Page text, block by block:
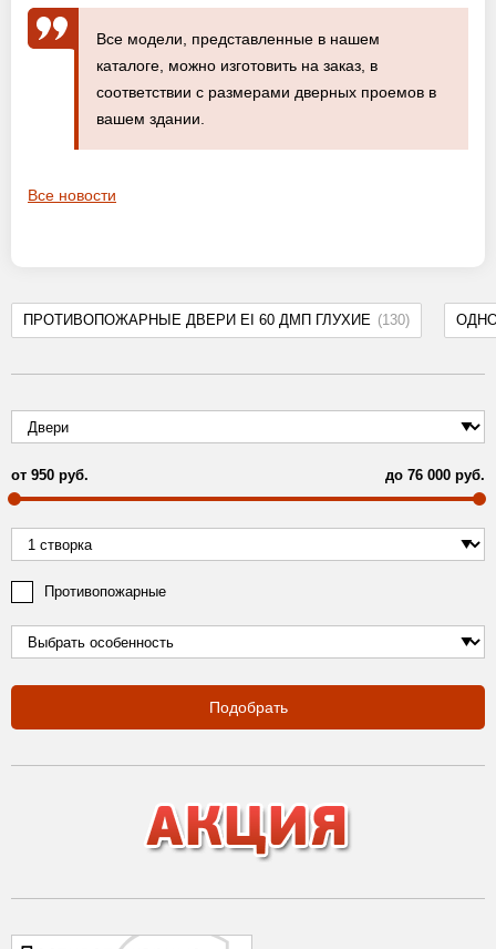
ПРОТИВОПОЖАРНЫЕ ДВЕРИ EI 60 ДМП ГЛУХИЕ (130)
от 950 руб. до 76 000 руб.
Противопожарные
Подобрать
Все модели, представленные в нашем
каталоге, можно изготовить на заказ, в
соответствии с размерами дверных проемов в
вашем здании.
Все новости